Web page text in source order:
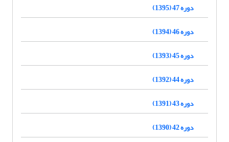
دوره 47 (1395)
دوره 46 (1394)
دوره 45 (1393)
دوره 44 (1392)
دوره 43 (1391)
دوره 42 (1390)